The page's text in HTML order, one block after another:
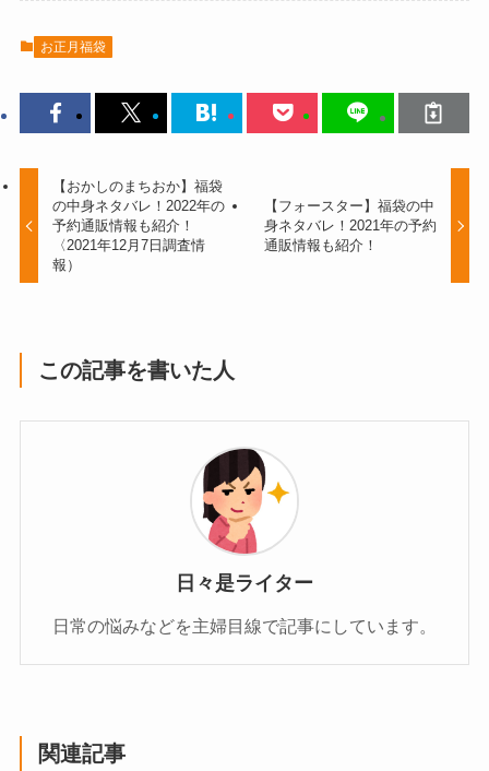
お正月福袋
【おかしのまちおか】福袋
の中身ネタバレ！2022年の
予約通販情報も紹介！
〈2021年12月7日調査情
報）
【フォースター】福袋の中
身ネタバレ！2021年の予約
通販情報も紹介！
この記事を書いた人
日々是ライター
日常の悩みなどを主婦目線で記事にしています。
関連記事